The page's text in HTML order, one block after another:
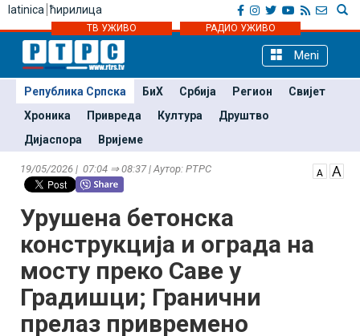
latinica ћирилица
ТВ УЖИВО РАДИО УЖИВО
Meni
Република Српска БиХ Србија Регион
Свијет
Хроника
Привреда Култура
Друштво
Дијаспора
Вријеме
19/05/2026 | 07:04 ⇒ 08:37 | Аутор: РТРС
Урушена бетонска
конструкција и ограда на
мосту преко Саве у
Градишци; Гранични
прелаз привремено